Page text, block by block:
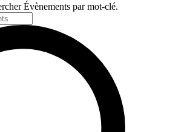
Évènements par mot-clé.